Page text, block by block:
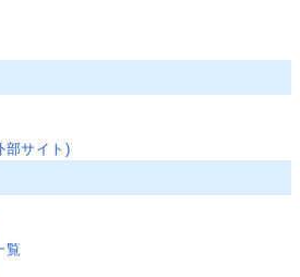
部サイト)
覧